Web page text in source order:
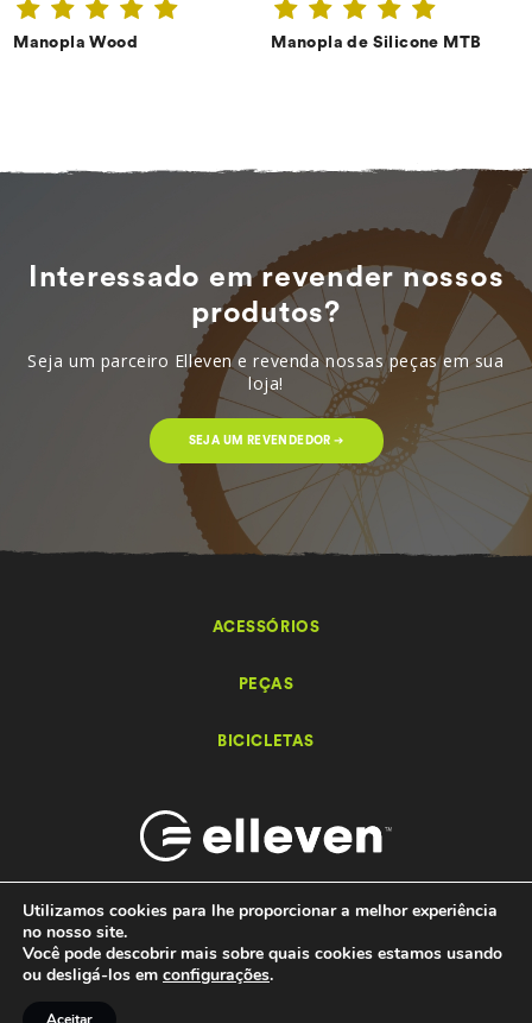
Manopla Wood Manopla de Silicone MTB
Interessado em revender nossos
produtos?
Seja um parceiro Elleven e revenda nossas peças em sua
loja!
SEJA UM REVENDEDOR ➔
ACESSÓRIOS
PEÇAS
BICICLETAS
Elleven – Bikes e Acessórios - 2026 Todos os direitos reservados.
Utilizamos cookies para lhe proporcionar a melhor experiência
no nosso site.
Você pode descobrir mais sobre quais cookies estamos usando
ou desligá-los em configurações.